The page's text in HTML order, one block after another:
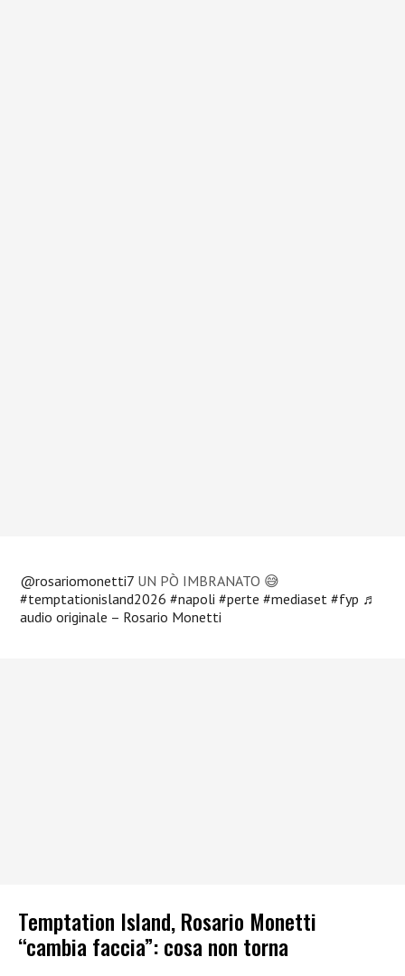
@rosariomonetti7 UN PÒ IMBRANATO 😅
#temptationisland2026 #napoli #perte #mediaset #fyp ♬
audio originale – Rosario Monetti
Temptation Island, Rosario Monetti
“cambia faccia”: cosa non torna